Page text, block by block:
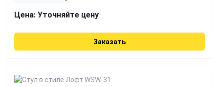
Цена: Уточняйте цену
Заказать